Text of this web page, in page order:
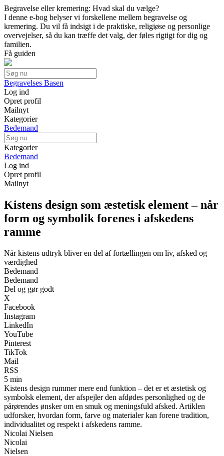
Begravelse eller kremering: Hvad skal du vælge?
I denne e-bog belyser vi forskellene mellem begravelse og
kremering. Du vil få indsigt i de praktiske, religiøse og personlige
overvejelser, så du kan træffe det valg, der føles rigtigt for dig og
familien.
Få guiden
Begravelses Basen
Log ind
Opret profil
Mailnyt
Kategorier
Bedemand
Kategorier
Bedemand
Log ind
Opret profil
Mailnyt
Kistens design som æstetisk element – når
form og symbolik forenes i afskedens
ramme
Når kistens udtryk bliver en del af fortællingen om liv, afsked og
værdighed
Bedemand
Bedemand
Del og gør godt
X
Facebook
Instagram
LinkedIn
YouTube
Pinterest
TikTok
Mail
RSS
5 min
Kistens design rummer mere end funktion – det er et æstetisk og
symbolsk element, der afspejler den afdødes personlighed og de
pårørendes ønsker om en smuk og meningsfuld afsked. Artiklen
udforsker, hvordan form, farve og materialer kan forene tradition,
individualitet og respekt i afskedens ramme.
Nicolai Nielsen
Nicolai
Nielsen